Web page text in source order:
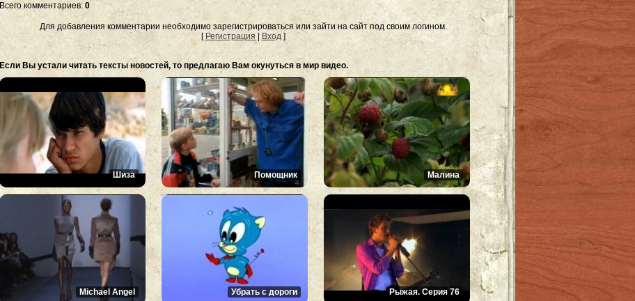
Всего комментариев: 0
Для добавления комментарии необходимо зарегистрироваться или зайти на сайт под своим логином.
[ Регистрация Вход]
Если Вы устали читать тексты новостей, то предлагаю Вам окунуться в мир видео.
Шиза Помощник Малина
Michael Angel Убрать с дороги Рыжая. Серия 76